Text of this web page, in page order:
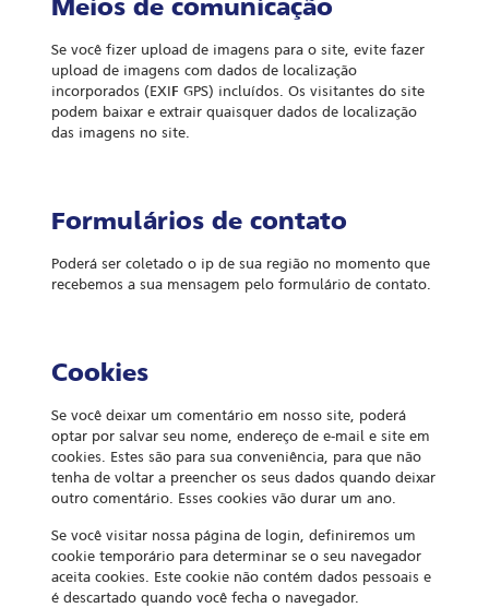
Meios de comunicação
Se você fizer upload de imagens para o site, evite fazer
upload de imagens com dados de localização
incorporados (EXIF GPS) incluídos. Os visitantes do site
podem baixar e extrair quaisquer dados de localização
das imagens no site.
Formulários de contato
Poderá ser coletado o ip de sua região no momento que
recebemos a sua mensagem pelo formulário de contato.
Cookies
Se você deixar um comentário em nosso site, poderá
optar por salvar seu nome, endereço de e-mail e site em
cookies. Estes são para sua conveniência, para que não
tenha de voltar a preencher os seus dados quando deixar
outro comentário. Esses cookies vão durar um ano.
Se você visitar nossa página de login, definiremos um
cookie temporário para determinar se o seu navegador
aceita cookies. Este cookie não contém dados pessoais e
é descartado quando você fecha o navegador.